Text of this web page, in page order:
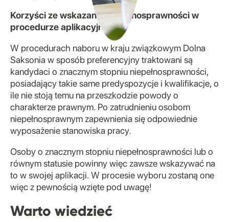
Korzyści ze wskazania niepełnosprawności w
procedurze aplikacyjnej:
W procedurach naboru w kraju związkowym Dolna
Saksonia w sposób preferencyjny traktowani są
kandydaci o znacznym stopniu niepełnosprawności,
posiadający takie same predyspozycje i kwalifikacje, o
ile nie stoją temu na przeszkodzie powody o
charakterze prawnym. Po zatrudnieniu osobom
niepełnosprawnym zapewnienia się odpowiednie
wyposażenie stanowiska pracy.
Osoby o znacznym stopniu niepełnosprawności lub o
równym statusie powinny więc zawsze wskazywać na
to w swojej aplikacji. W procesie wyboru zostaną one
więc z pewnością wzięte pod uwagę!
Warto wiedzieć